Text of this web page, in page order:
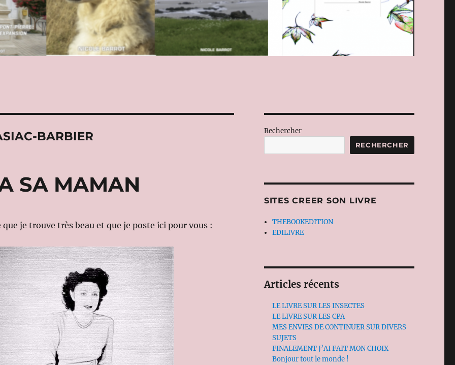
BARBIER
SA MAMAN
que je trouve très beau et que je poste ici pour vous :
Rechercher
RECHERCHER
SITES CREER SON LIVRE
THEBOOKEDITION
EDILIVRE
Articles récents
LE LIVRE SUR LES INSECTES
LE LIVRE SUR LES CPA
MES ENVIES DE CONTINUER SUR DIVERS
SUJETS
FINALEMENT J’AI FAIT MON CHOIX
Bonjour tout le monde !